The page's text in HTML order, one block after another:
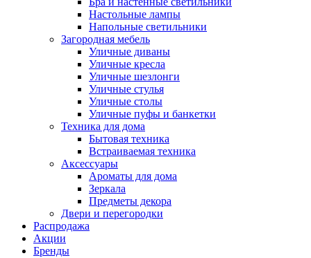
Настольные лампы
Напольные светильники
Загородная мебель
Уличные диваны
Уличные кресла
Уличные шезлонги
Уличные стулья
Уличные столы
Уличные пуфы и банкетки
Техника для дома
Бытовая техника
Встраиваемая техника
Аксессуары
Ароматы для дома
Зеркала
Предметы декора
Двери и перегородки
Распродажа
Акции
Бренды